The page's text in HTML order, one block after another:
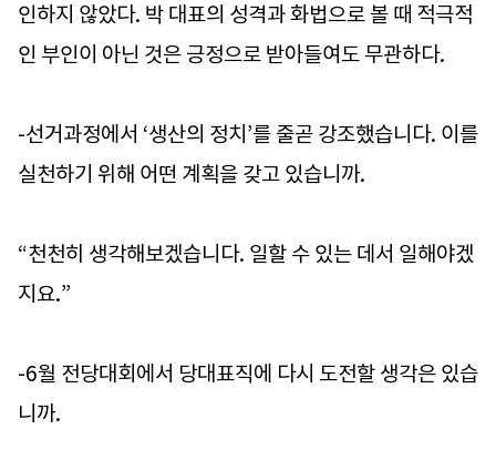
인하지 않았다. 박 대표의 성격과 화법으로 볼 때 적극적
인 부인이 아닌 것은 긍정으로 받아들여도 무관하다.
-선거과정에서 ‘생산의 정치’를 줄곧 강조했습니다. 이를
실천하기 위해 어떤 계획을 갖고 있습니까.
“천천히 생각해보겠습니다. 일할 수 있는 데서 일해야겠
지요.”
-6월 전당대회에서 당대표직에 다시 도전할 생각은 있습
니까.